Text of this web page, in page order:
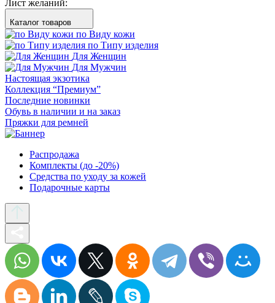
Лист желаний:
Каталог товаров
по Виду кожи
по Типу изделия
Для Женщин
Для Мужчин
Настоящая экзотика
Коллекция “Премиум”
Последние новинки
Обувь в наличии и на заказ
Пряжки для ремней
Распродажа
Комплекты (до -20%)
Средства по уходу за кожей
Подарочные карты